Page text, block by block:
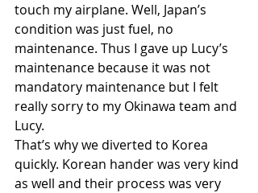
touch my airplane. Well, Japan’s
condition was just fuel, no
maintenance. Thus I gave up Lucy’s
maintenance because it was not
mandatory maintenance but I felt
really sorry to my Okinawa team and
Lucy.
That’s why we diverted to Korea
quickly. Korean hander was very kind
as well and their process was very